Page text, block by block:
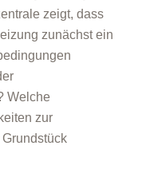
zeigt, dass
zunächst ein
Welche
zur